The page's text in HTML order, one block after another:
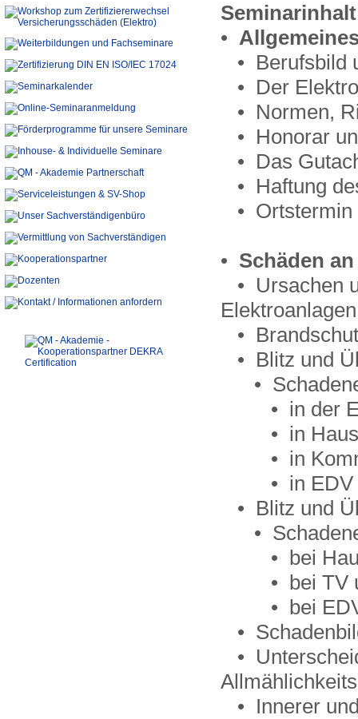
•
• Berufsbild
• Der
• Normen,
• Honorar
• Das
• Haftung
• Ortstermin
• Schäden
• Ursachen
Elektroanlagen
•
• Blitz und
•
• in der
• in
• in
• in EDV
• Blitz und
•
• bei
• bei TV
• bei EDV
•
•
• Innerer